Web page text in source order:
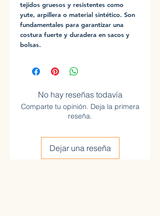
tejidos gruesos y resistentes como
yute, arpillera o material sintético. Son
fundamentales para garantizar una
costura fuerte y duradera en sacos y
bolsas.
No hay reseñas todavía
Comparte tu opinión. Deja la primera
reseña.
Dejar una reseña